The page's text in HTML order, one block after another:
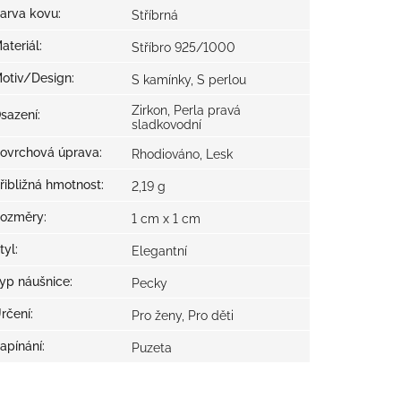
kovu: Stříbrná
: Stříbro 925/1000
Design: S kamínky, S perlou
:
Zirkon, Perla pravá
sladkovodní
úprava: Rhodiováno, Lesk
hmotnost: 2,19 g
: 1 cm x 1 cm
: Elegantní
náušnice: Pecky
: Pro ženy, Pro děti
: Puzeta